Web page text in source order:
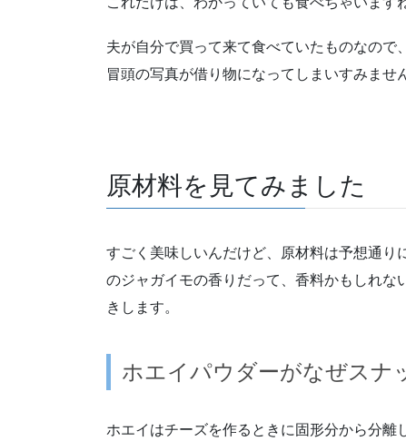
夫が自分で買って来て食べていたものなので
冒頭の写真が借り物になってしまいすみませ
原材料を見てみました
すごく美味しいんだけど、原材料は予想通り
のジャガイモの香りだって、香料かもしれ
きします。
ホエイパウダーがなぜスナ
ホエイはチーズを作るときに固形分から分離